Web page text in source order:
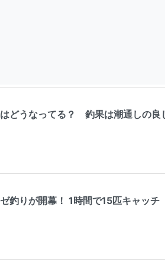
どうなってる？ 釣果は潮通しの良
釣りが開幕！ 1時間で15匹キャッチ